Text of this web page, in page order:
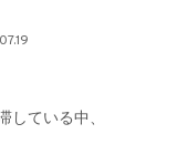
ている中、